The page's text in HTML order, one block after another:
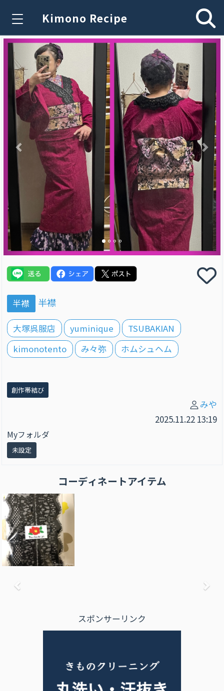
Kimono Recipe
Previous
半襟 半襟
大塚呉服店 yuminique
TSUBAKIAN
kimonotento
み々弥 ホムシュヘム
創作帯結び
みや
2025.11.22 13:19
Myフォルダ
未設定
コーディネートアイテム
スポンサーリンク